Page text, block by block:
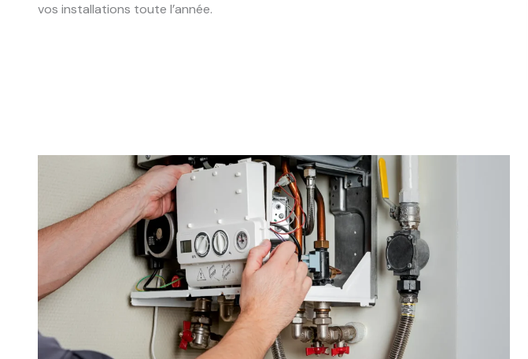
vos installations toute l’année.